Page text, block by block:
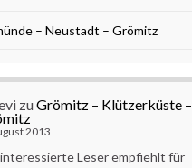
– Neustadt – Grömitz
zuGrömitz – Klützerküste –
2013
Leser empfiehlt für